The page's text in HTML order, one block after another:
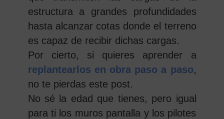
estructura a grandes profundidades
hasta alcanzar cotas donde el terreno
es capaz de recibir dichas cargas.
Por cierto, si quieres aprender a
replantearlos en obra paso a paso,
no te pierdas este post.
No sé la edad que tienes, pero igual
para ti los muros pantalla y los pilotes